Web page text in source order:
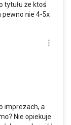
tytułu że ktoś
pewno nie 4-5x
imprezach, a
Nie opiekuje